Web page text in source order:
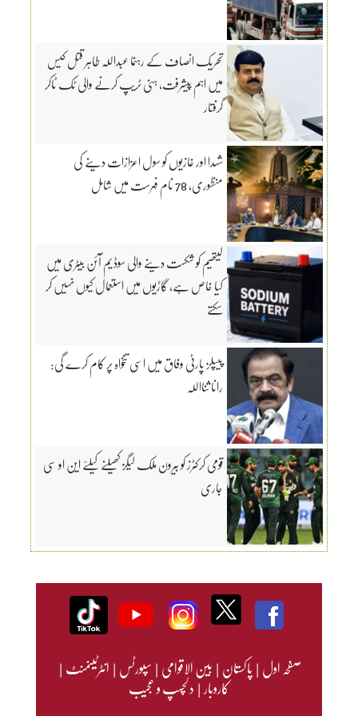
تحریک انصاف کے رہنما عبداللہ طاہر قتل کیس
میں اہم پیشرفت، ہنی ٹریپ کرنے والی ٹک ٹاکر
گرفتار
شہدا اور غازیوں کو سول اعزازات دینے کی
منظوری، 78 نام فہرست میں شامل
لیتھیم کو شکست دینے والی سوڈیم آئن بیٹری میں
کیا خاص ہے، گاڑیوں میں استعمال کیوں نہیں کر
سکتے
پیپلز پارٹی وفاق میں اسی تنخواہ پر کام کرے گی:
رانا ثنااللہ
قومی کرکٹرز کو بیرون ملک لیگز کھیلنے کیلئے این او سی
جاری
صفحہ اول|پاکستان|بین الاقوامی|سپورٹس|انٹرٹینمنٹ|
کاروبار|دلچسپ و عجیب